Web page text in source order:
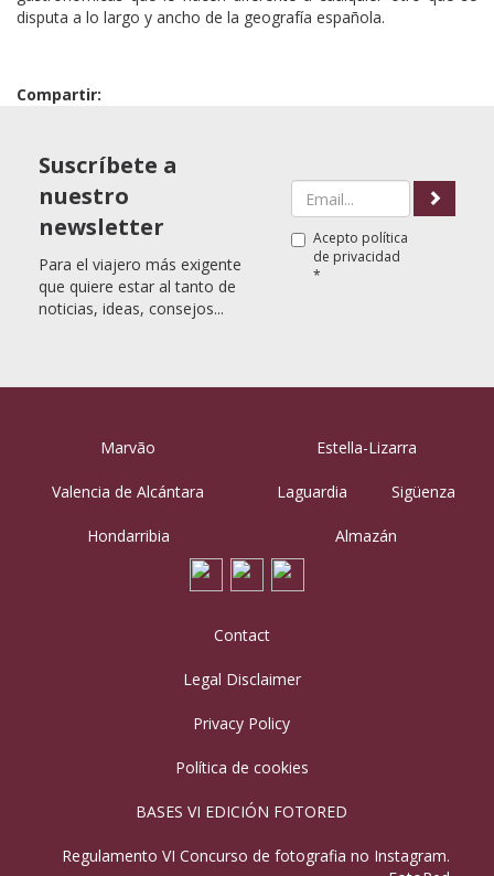
disputa a lo largo y ancho de la geografía española.
Compartir:
Suscríbete a
nuestro
newsletter
Para el viajero más exigente
que quiere estar al tanto de
noticias, ideas, consejos...
Acepto política
de privacidad
*
Marvão
Valencia de Alcántara
Hondarribia
Estella-Lizarra
Laguardia Sigüenza
Almazán
Contact
Legal Disclaimer
Privacy Policy
Política de cookies
BASES VI EDICIÓN FOTORED
Regulamento VI Concurso de fotografia no Instagram.